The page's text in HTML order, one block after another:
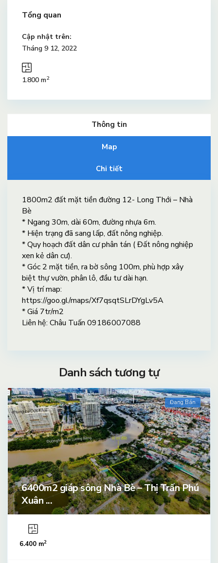
Tổng quan
Cập nhật trên:
Tháng 9 12, 2022
1.800 m2
Thông tin
Map
Chi tiết
1800m2 đất mặt tiền đường 12- Long Thới – Nhà
Bè
* Ngang 30m, dài 60m, đường nhựa 6m.
* Hiện trạng đã sang lấp, đất nông nghiệp.
* Quy hoạch đất dân cư phân tán ( Đất nông nghiệp
xen kẻ dân cư).
* Góc 2 mặt tiền, ra bờ sông 100m, phù hợp xây
biệt thự vườn, phân lô, đầu tư dài hạn.
* Vị trí map:
https://goo.gl/maps/Xf7qsqtSLrDYgLv5A
* Giá 7tr/m2
Liên hệ: Châu Tuấn 09186007088
Danh sách tương tự
Đang Bán
6400m2 giáp sông Nhà Bè – Thị Trấn Phú
Xuân ...
6.400 m2